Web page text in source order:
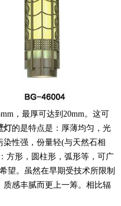
，最厚可达到20mm。这可
灯的是特点是：厚薄均匀，光
性强，份量轻(与天然石相
方形，圆柱形，弧形等，可广
望。虽然在早期受技术所限制
感丰腻而更上一筹。相比辐